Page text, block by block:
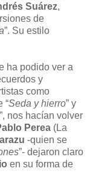
Suárez,
de
”. Su estilo
ha podido ver a
y
como
“Seda y hierro” y
”, nos hacían volver
Perea (La
-quien se
”- dejaron claro
en su forma de